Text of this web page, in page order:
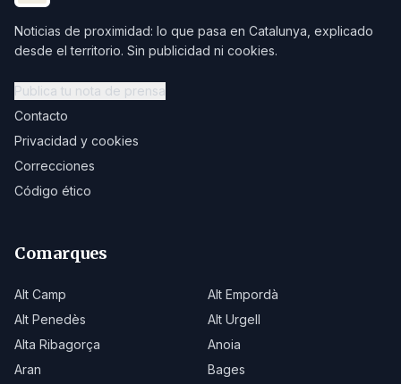
Noticias de proximidad: lo que pasa en Catalunya, explicado
desde el territorio. Sin publicidad ni cookies.
Publica tu nota de prensa
Contacto
Privacidad y cookies
Correcciones
Código ético
Comarques
Alt Camp
Alt Empordà
Alt Penedès
Alt Urgell
Alta Ribagorça
Anoia
Aran
Bages